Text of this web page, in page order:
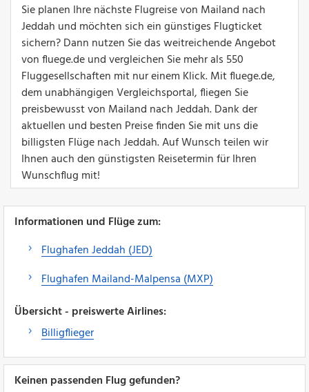
Sie planen Ihre nächste Flugreise von Mailand nach
Jeddah und möchten sich ein günstiges Flugticket
sichern? Dann nutzen Sie das weitreichende Angebot
von fluege.de und vergleichen Sie mehr als 550
Fluggesellschaften mit nur einem Klick. Mit fluege.de,
dem unabhängigen Vergleichsportal, fliegen Sie
preisbewusst von Mailand nach Jeddah. Dank der
aktuellen und besten Preise finden Sie mit uns die
billigsten Flüge nach Jeddah. Auf Wunsch teilen wir
Ihnen auch den günstigsten Reisetermin für Ihren
Wunschflug mit!
Informationen und Flüge zum:
Flughafen Jeddah (JED)
Flughafen Mailand-Malpensa (MXP)
Übersicht - preiswerte Airlines:
Billigflieger
Keinen passenden Flug gefunden?